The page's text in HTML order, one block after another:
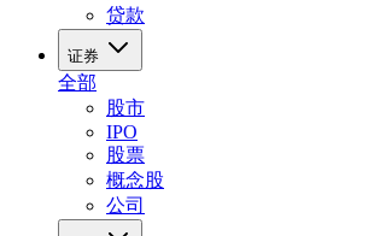
贷款
证券
全部
股市
IPO
股票
概念股
公司